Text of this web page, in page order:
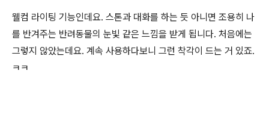
웰컴 라이팅 기능인데요. 스톤과 대화를 하는 듯 아니면 조용히 나
를 반겨주는 반려동물의 눈빛 같은 느낌을 받게 됩니다. 처음에는
그렇지 않았는데요. 계속 사용하다보니 그런 착각이 드는 거 있죠.
ㅋㅋ